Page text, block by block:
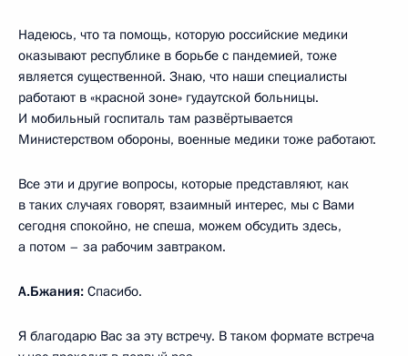
Надеюсь, что та помощь, которую российские медики
оказывают республике в борьбе с пандемией, тоже
является существенной. Знаю, что наши специалисты
работают в «красной зоне» гудаутской больницы.
И мобильный госпиталь там развёртывается
Министерством обороны, военные медики тоже работают.
Все эти и другие вопросы, которые представляют, как
в таких случаях говорят, взаимный интерес, мы с Вами
сегодня спокойно, не спеша, можем обсудить здесь,
а потом – за рабочим завтраком.
А.Бжания: Спасибо.
Я благодарю Вас за эту встречу. В таком формате встреча